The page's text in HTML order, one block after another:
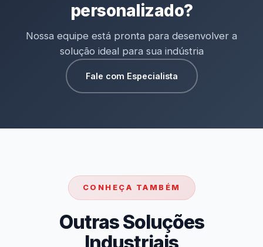
personalizado?
Nossa equipe está pronta para desenvolver a
solução ideal para sua indústria
Fale com Especialista
CONHEÇA TAMBÉM
Outras Soluções